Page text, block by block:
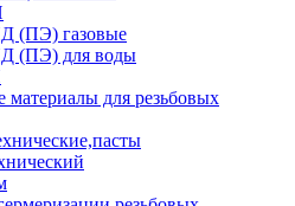
(ПЭ) газовые
(ПЭ) для воды
материалы для резьбовых